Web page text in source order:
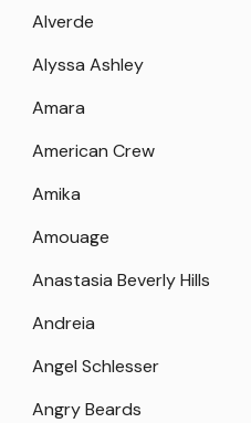
Alverde
Alyssa Ashley
Amara
American Crew
Amika
Amouage
Anastasia Beverly Hills
Andreia
Angel Schlesser
Angry Beards